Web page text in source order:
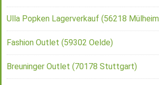
Ulla Popken Lagerverkauf (56218
Fashion Outlet (59302 Oelde)
Breuninger Outlet (70178 Stuttgart)